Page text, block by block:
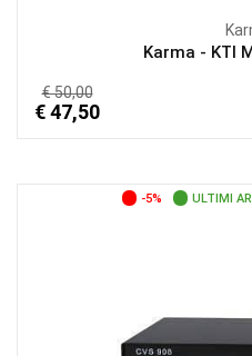
Karma - KTI
€ 50,00
€ 47,50
-5% ULTIMI